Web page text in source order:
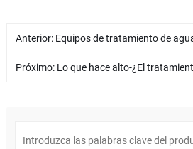
Anterior: Equipos de tratamiento de aguas residuales domésticas | ¡El efluente
Próximo: Lo que hace alto-¿El tratamiento de aguas residuales con salinidad es difícil?